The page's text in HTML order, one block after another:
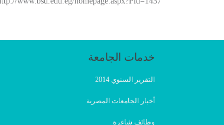
خدمات الجامعة
التقرير السنوي 2014
أخبار الجامعات المصرية
وظائف شاغرة